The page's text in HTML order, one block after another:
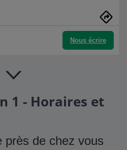
Nous écrire
1 - Horaires et
près de chez vous